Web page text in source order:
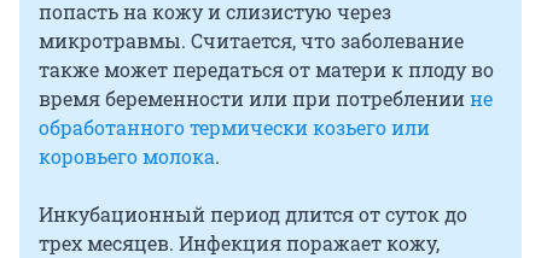
попасть на кожу и слизистую через
микротравмы. Считается, что заболевание
также может передаться от матери к плоду во
время беременности или при потреблениине
обработанного термически козьего или
коровьего молока.
Инкубационный период длится от суток до
трех месяцев. Инфекция поражает кожу,